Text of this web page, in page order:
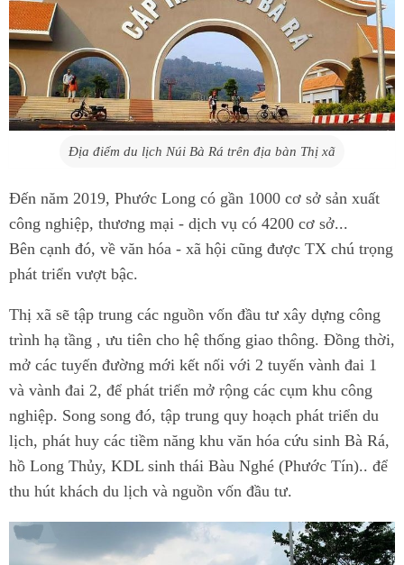
Địa điểm du lịch Núi Bà Rá trên địa bàn Thị xã
Đến năm 2019, Phước Long có gần 1000 cơ sở sản xuất
công nghiệp, thương mại - dịch vụ có 4200 cơ sở...
Bên cạnh đó, về văn hóa - xã hội cũng được TX chú trọng
phát triển vượt bậc.
Thị xã sẽ tập trung các nguồn vốn đầu tư xây dựng công
trình hạ tầng , ưu tiên cho hệ thống giao thông. Đồng thời,
mở các tuyến đường mới kết nối với 2 tuyến vành đai 1
và vành đai 2, để phát triển mở rộng các cụm khu công
nghiệp. Song song đó, tập trung quy hoạch phát triển du
lịch, phát huy các tiềm năng khu văn hóa cứu sinh Bà Rá,
hồ Long Thủy, KDL sinh thái Bàu Nghé (Phước Tín).. để
thu hút khách du lịch và nguồn vốn đầu tư.